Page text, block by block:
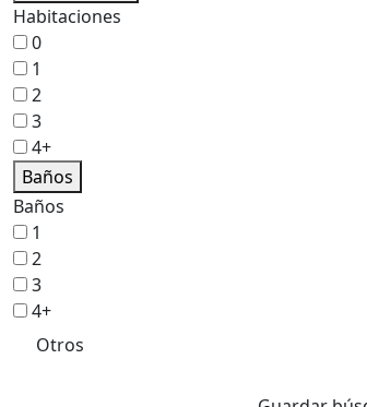
Habitaciones
0
1
2
3
4+
Baños
Baños
1
2
3
4+
Otros